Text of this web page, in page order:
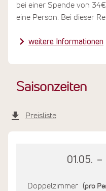
bei einer Spende von
eine Person. Bei dieser
weitere Informationen
Saisonzeiten
Preisliste
01.05. –
Doppelzimmer (pro